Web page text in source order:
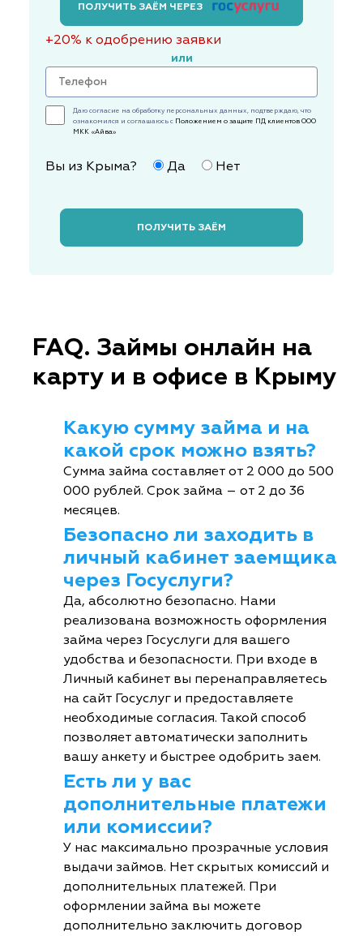
ПОЛУЧИТЬ ЗАЁМ ЧЕРЕЗ
+20% к одобрению заявки
или
Даю согласие на обработку персональных данных, подтверждаю, что
ознакомился и соглашаюсь с Положением о защите ПД клиентов ООО
МКК «Айва»
Вы из Крыма? Да Нет
ПОЛУЧИТЬ ЗАЁМ
FAQ. Займы онлайн на
карту и в офисе в Крыму
Какую сумму займа и на
какой срок можно взять?
Сумма займа составляет от 2 000 до 500
000 рублей. Срок займа – от 2 до 36
месяцев.
Безопасно ли заходить в
личный кабинет заемщика
через Госуслуги?
Да, абсолютно безопасно. Нами
реализована возможность оформления
займа через Госуслуги для вашего
удобства и безопасности. При входе в
Личный кабинет вы перенаправляетесь
на сайт Госуслуг и предоставляете
необходимые согласия. Такой способ
позволяет автоматически заполнить
вашу анкету и быстрее одобрить заем.
Есть ли у вас
дополнительные платежи
или комиссии?
У нас максимально прозрачные условия
выдачи займов. Нет скрытых комиссий и
дополнительных платежей. При
оформлении займа вы можете
дополнительно заключить договор